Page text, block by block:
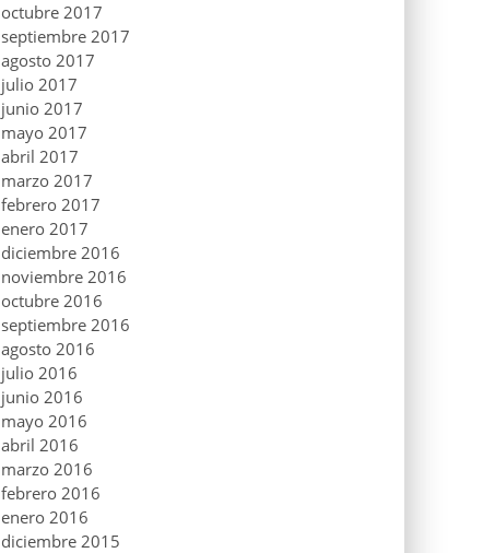
octubre 2017
septiembre 2017
agosto 2017
julio 2017
junio 2017
mayo 2017
abril 2017
marzo 2017
febrero 2017
enero 2017
diciembre 2016
noviembre 2016
octubre 2016
septiembre 2016
agosto 2016
julio 2016
junio 2016
mayo 2016
abril 2016
marzo 2016
febrero 2016
enero 2016
diciembre 2015